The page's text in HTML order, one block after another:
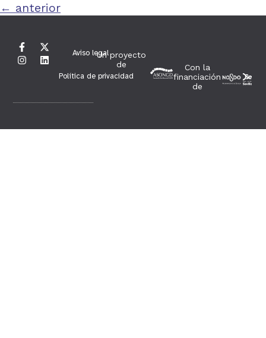
← anterior
Aviso legal
Política de privacidad
Un proyecto
de
Con la
financiación
de